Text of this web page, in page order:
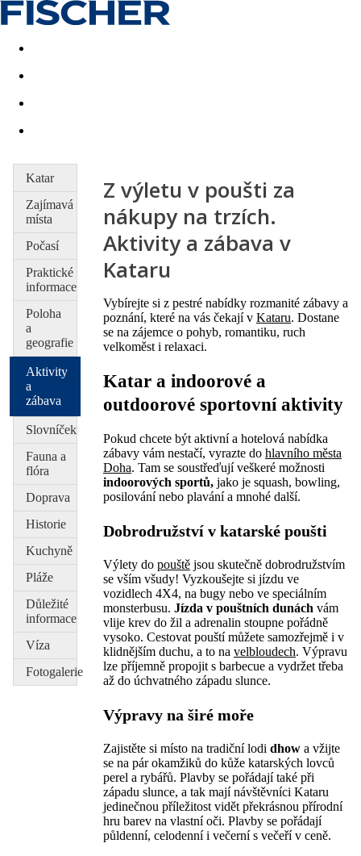
Akční nabídky Last minute
Katar
Zajímavá
místa
Počasí
Praktické
informace
Poloha
a
geografie
Aktivity
a
zábava
Slovníček
Fauna a
flóra
Doprava
Historie
Kuchyně
Pláže
Důležité
informace
Víza
Fotogalerie
Z výletu v poušti za
nákupy na trzích.
Aktivity a zábava v
Kataru
Vybírejte si z pestré nabídky rozmanité zábavy a
poznání, které na vás čekají v Kataru. Dostane
se na zájemce o pohyb, romantiku, ruch
velkoměst i relaxaci.
Katar a indoorové a
outdoorové sportovní aktivity
Pokud chcete být aktivní a hotelová nabídka
zábavy vám nestačí, vyrazte do hlavního města
Doha. Tam se soustřeďují veškeré možnosti
indoorových sportů, jako je squash, bowling,
posilování nebo plavání a mnohé další.
Dobrodružství v katarské poušti
Výlety do pouště jsou skutečně dobrodružstvím
se vším všudy! Vyzkoušejte si jízdu ve
vozidlech 4X4, na bugy nebo ve speciálním
monsterbusu. Jízda v pouštních dunách vám
vlije krev do žil a adrenalin stoupne pořádně
vysoko. Cestovat pouští můžete samozřejmě i v
klidnějším duchu, a to na velbloudech. Výpravu
lze příjemně propojit s barbecue a vydržet třeba
až do úchvatného západu slunce.
Výpravy na širé moře
Zajistěte si místo na tradiční lodi dhow a vžijte
se na pár okamžiků do kůže katarských lovců
perel a rybářů. Plavby se pořádají také při
západu slunce, a tak mají návštěvníci Kataru
jedinečnou příležitost vidět překrásnou přírodní
hru barev na vlastní oči. Plavby se pořádají
půldenní, celodenní i večerní s večeří v ceně.